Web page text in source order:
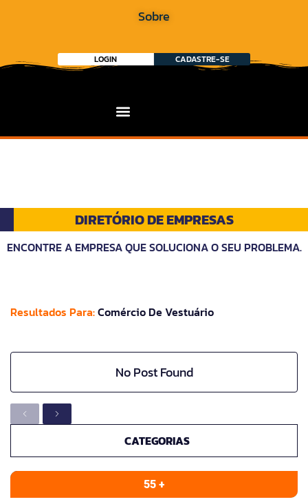
Sobre
LOGIN CADASTRE-SE
DIRETÓRIO DE EMPRESAS
ENCONTRE A EMPRESA QUE SOLUCIONA O SEU PROBLEMA.
Resultados Para:Comércio De Vestuário
No Post Found
CATEGORIAS
55 +